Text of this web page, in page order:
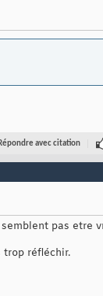
Répondre avec citation
pas etre
réfléchir.